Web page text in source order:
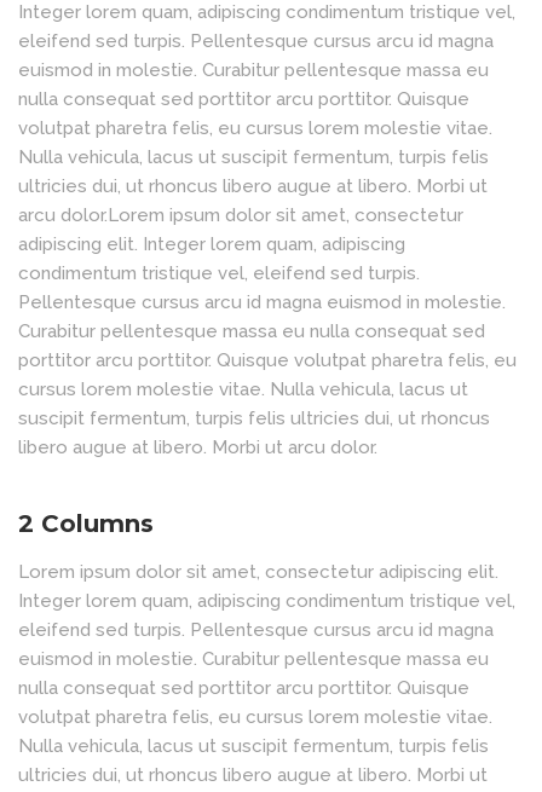
Integer lorem quam, adipiscing condimentum tristique vel,
eleifend sed turpis. Pellentesque cursus arcu id magna
euismod in molestie. Curabitur pellentesque massa eu
nulla consequat sed porttitor arcu porttitor. Quisque
volutpat pharetra felis, eu cursus lorem molestie vitae.
Nulla vehicula, lacus ut suscipit fermentum, turpis felis
ultricies dui, ut rhoncus libero augue at libero. Morbi ut
arcu dolor.Lorem ipsum dolor sit amet, consectetur
adipiscing elit. Integer lorem quam, adipiscing
condimentum tristique vel, eleifend sed turpis.
Pellentesque cursus arcu id magna euismod in molestie.
Curabitur pellentesque massa eu nulla consequat sed
porttitor arcu porttitor. Quisque volutpat pharetra felis, eu
cursus lorem molestie vitae. Nulla vehicula, lacus ut
suscipit fermentum, turpis felis ultricies dui, ut rhoncus
libero augue at libero. Morbi ut arcu dolor.
2 Columns
Lorem ipsum dolor sit amet, consectetur adipiscing elit.
Integer lorem quam, adipiscing condimentum tristique vel,
eleifend sed turpis. Pellentesque cursus arcu id magna
euismod in molestie. Curabitur pellentesque massa eu
nulla consequat sed porttitor arcu porttitor. Quisque
volutpat pharetra felis, eu cursus lorem molestie vitae.
Nulla vehicula, lacus ut suscipit fermentum, turpis felis
ultricies dui, ut rhoncus libero augue at libero. Morbi ut